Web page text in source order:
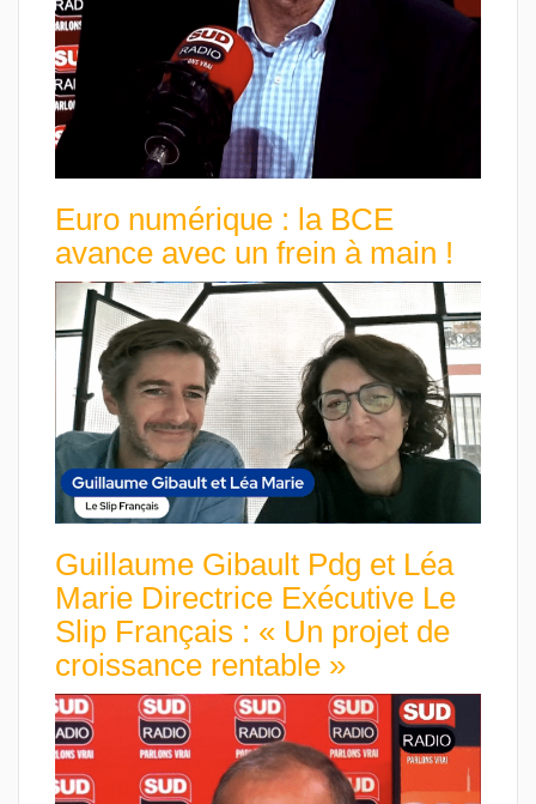
Euro numérique : la BCE
avance avec un frein à main !
Guillaume Gibault Pdg et Léa
Marie Directrice Exécutive Le
Slip Français : « Un projet de
croissance rentable »